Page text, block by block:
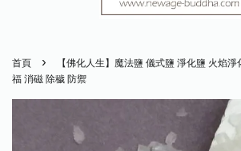
首頁 ›
【佛化人生】魔法鹽 儀式鹽 淨化鹽 火焰
福 消磁 除穢 防禦